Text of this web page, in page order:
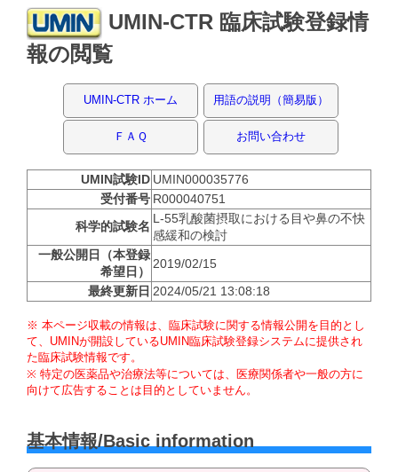
UMIN-CTR 臨床試験登録情
報の閲覧
UMIN-CTR ホーム 用語の説明（簡易版）
ＦＡＱ お問い合わせ
UMIN試験ID UMIN000035776
受付番号 R000040751
科学的試験名
L-55乳酸菌摂取における目や鼻の不快
感緩和の検討
一般公開日（本登録
希望日）
2019/02/15
最終更新日 2024/05/21 13:08:18
※ 本ページ収載の情報は、臨床試験に関する情報公開を目的とし
て、UMINが開設しているUMIN臨床試験登録システムに提供され
た臨床試験情報です。
※ 特定の医薬品や治療法等については、医療関係者や一般の方に
向けて広告することは目的としていません。
基本情報/Basic information